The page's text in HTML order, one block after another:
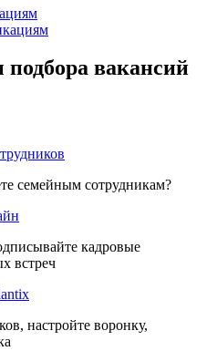
вакансий
семейным сотрудникам?
кадровые
встреч
настройте воронку,